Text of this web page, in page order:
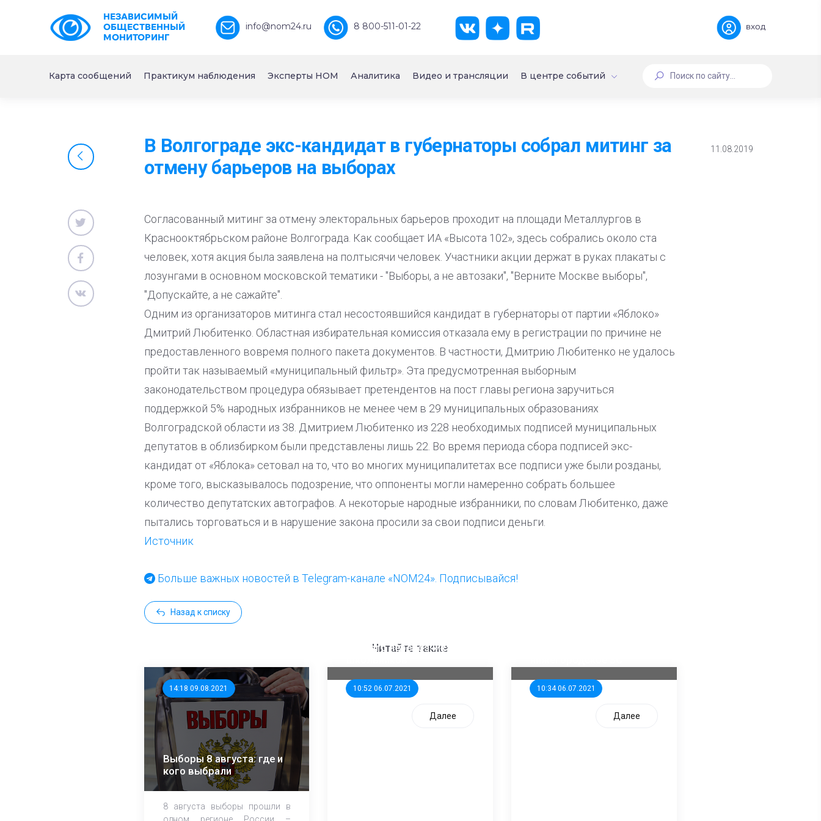
НЕЗАВИСИМЫЙ
ОБЩЕСТВЕННЫЙ
МОНИТОРИНГ
info@nom24.ru 8 800-511-01-22 вход
Карта сообщений Практикум наблюдения Эксперты НОМ Аналитика Видео и трансляции В центре событий
В Волгограде экс-кандидат в губернаторы собрал митинг за
отмену барьеров на выборах
11.08.2019
Согласованный митинг за отмену электоральных барьеров проходит на площади Металлургов в
Краснооктябрьском районе Волгограда. Как сообщает ИА «Высота 102», здесь собрались около ста
человек, хотя акция была заявлена на полтысячи человек. Участники акции держат в руках плакаты с
лозунгами в основном московской тематики - "Выборы, а не автозаки", "Верните Москве выборы",
"Допускайте, а не сажайте".
Одним из организаторов митинга стал несостоявшийся кандидат в губернаторы от партии «Яблоко»
Дмитрий Любитенко. Областная избирательная комиссия отказала ему в регистрации по причине не
предоставленного вовремя полного пакета документов. В частности, Дмитрию Любитенко не удалось
пройти так называемый «муниципальный фильтр». Эта предусмотренная выборным
законодательством процедура обязывает претендентов на пост главы региона заручиться
поддержкой 5% народных избранников не менее чем в 29 муниципальных образованиях
Волгоградской области из 38. Дмитрием Любитенко из 228 необходимых подписей муниципальных
депутатов в облизбирком были представлены лишь 22. Во время периода сбора подписей экс-
кандидат от «Яблока» сетовал на то, что во многих муниципалитетах все подписи уже были розданы,
кроме того, высказывалось подозрение, что оппоненты могли намеренно собрать большее
количество депутатских автографов. А некоторые народные избранники, по словам Любитенко, даже
пытались торговаться и в нарушение закона просили за свои подписи деньги.
Источник
Больше важных новостей в Telegram-канале «NOM24». Подписывайся!
Назад к списку
Читайте также
14:18 09.08.2021
Выборы 8 августа: где и
кого выбрали
8 августа выборы прошли в
одном регионе России –
10:52 06.07.2021
единого перевозчика для
Далее
10:34 06.07.2021
Далее